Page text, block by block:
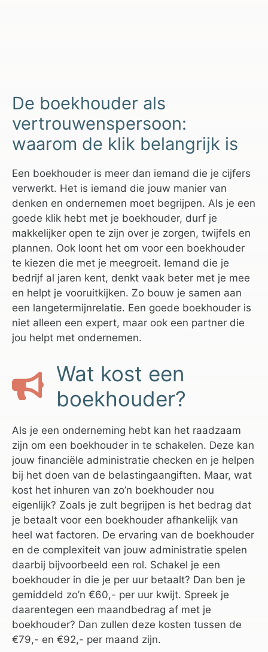
De boekhouder als
vertrouwenspersoon:
waarom de klik belangrijk is
Een boekhouder is meer dan iemand die je cijfers
verwerkt. Het is iemand die jouw manier van
denken en ondernemen moet begrijpen. Als je een
goede klik hebt met je boekhouder, durf je
makkelijker open te zijn over je zorgen, twijfels en
plannen. Ook loont het om voor een boekhouder
te kiezen die met je meegroeit. Iemand die je
bedrijf al jaren kent, denkt vaak beter met je mee
en helpt je vooruitkijken. Zo bouw je samen aan
een langetermijnrelatie. Een goede boekhouder is
niet alleen een expert, maar ook een partner die
jou helpt met ondernemen.
Wat kost een
boekhouder?
Als je een onderneming hebt kan het raadzaam
zijn om een boekhouder in te schakelen. Deze kan
jouw financiële administratie checken en je helpen
bij het doen van de belastingaangiften. Maar, wat
kost het inhuren van zo’n boekhouder nou
eigenlijk? Zoals je zult begrijpen is het bedrag dat
je betaalt voor een boekhouder afhankelijk van
heel wat factoren. De ervaring van de boekhouder
en de complexiteit van jouw administratie spelen
daarbij bijvoorbeeld een rol. Schakel je een
boekhouder in die je per uur betaalt? Dan ben je
gemiddeld zo’n €60,- per uur kwijt. Spreek je
daarentegen een maandbedrag af met je
boekhouder? Dan zullen deze kosten tussen de
€79,- en €92,- per maand zijn.